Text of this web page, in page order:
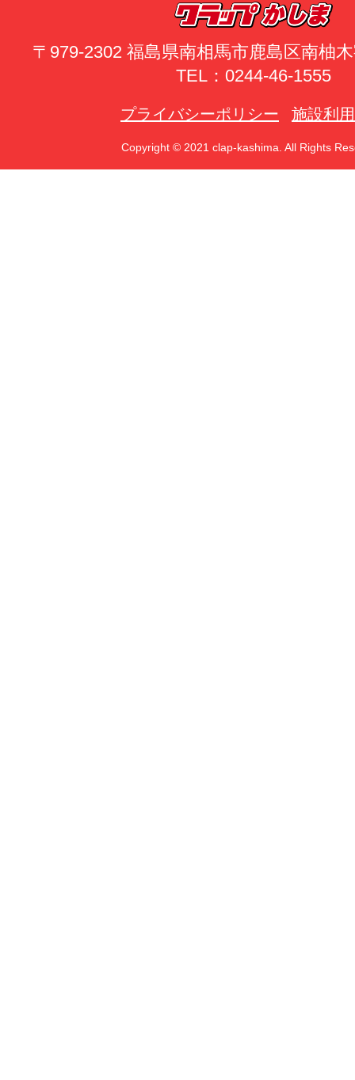
〒979-2302 福島県南相馬市鹿島区南柚
TEL：0244-46-1555
プライバシーポリシー 施設利
Copyright © 2021 clap-kashima. All Rights